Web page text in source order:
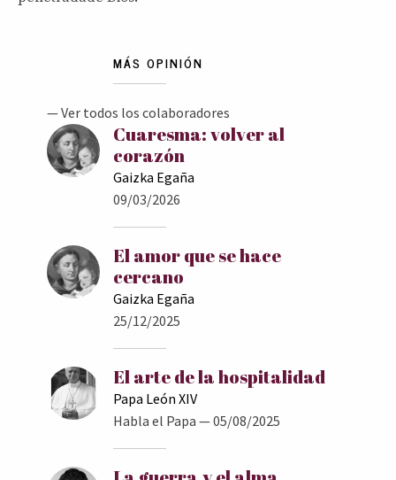
MÁS OPINIÓN
Cuaresma: volver al
corazón
Gaizka Egaña
09/03/2026
El amor que se hace
cercano
Gaizka Egaña
25/12/2025
El arte de la hospitalidad
Papa León XIV
Habla el Papa — 05/08/2025
— Ver todos los colaboradores